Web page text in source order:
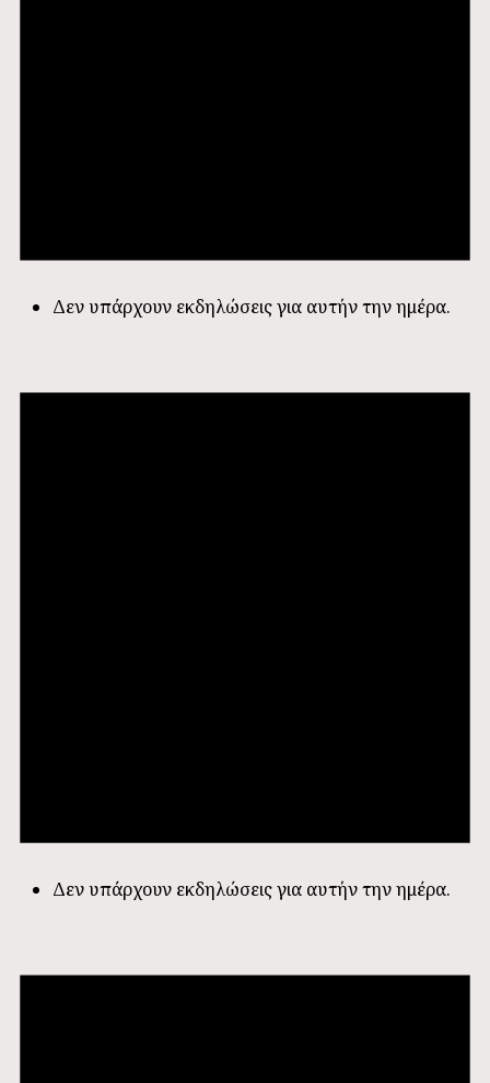
Δεν υπάρχουν εκδηλώσεις για αυτήν την ημέρα.
Δεν υπάρχουν εκδηλώσεις για αυτήν την ημέρα.